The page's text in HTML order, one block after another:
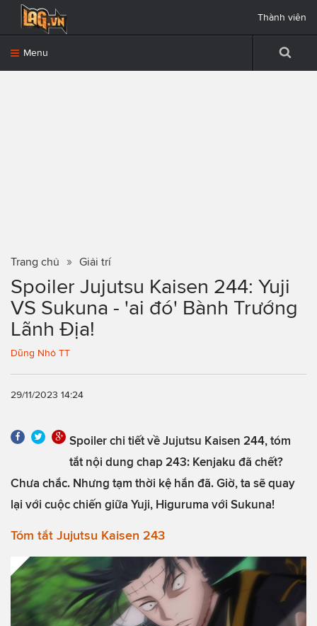
Menu
Thành viên
Trang chủ Giải trí
Spoiler Jujutsu Kaisen 244: Yuji
VS Sukuna - 'ai đó' Bành Trướng
Lãnh Địa!
Dũng Nhỏ TT
29/11/2023 14:24
Spoiler chi tiết về Jujutsu Kaisen 244, tóm
tắt nội dung chap 243: Kenjaku đã chết?
Chưa chắc. Nhưng tạm thời kệ hắn đã. Giờ, ta sẽ quay
lại với cuộc chiến giữa Yuji, Higuruma với Sukuna!
Tóm tắt Jujutsu Kaisen 243